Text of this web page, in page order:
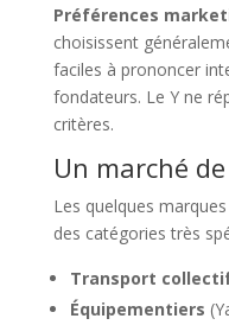
Préférences
choisissent
faciles à prononcer
fondateurs. Le Y ne
critères.
Un marché
Les quelques
des catégories très
Transport
Équipementiers